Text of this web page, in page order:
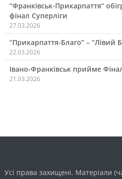
“Франківськ-Прикарпаття”
фінал Суперліги
27.03.2026
“Прикарпаття-Благо” – “Лівий
22.03.2026
Івано-Франківськ прийме
21.03.2026
Усі права захищені. Матеріали